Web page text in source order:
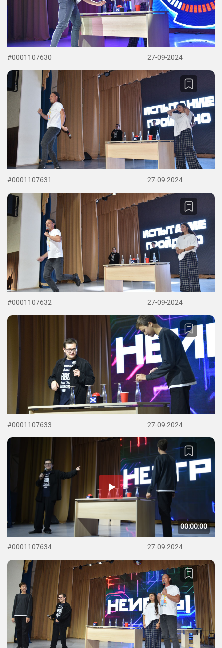
#0001107630 27-09-2024
#0001107631 27-09-2024
#0001107632 27-09-2024
#0001107633 27-09-2024
00:00:00
#0001107634 27-09-2024